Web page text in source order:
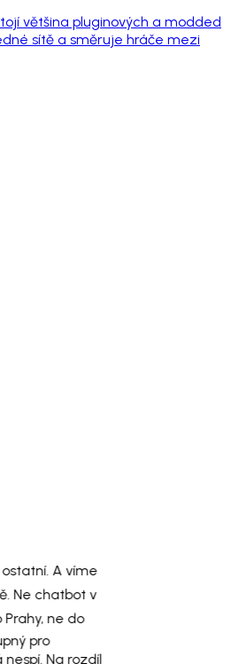
většina pluginových a modded
sítě a směruje hráče mezi
A víme
Ne chatbot v
ne do
pro
Na rozdíl